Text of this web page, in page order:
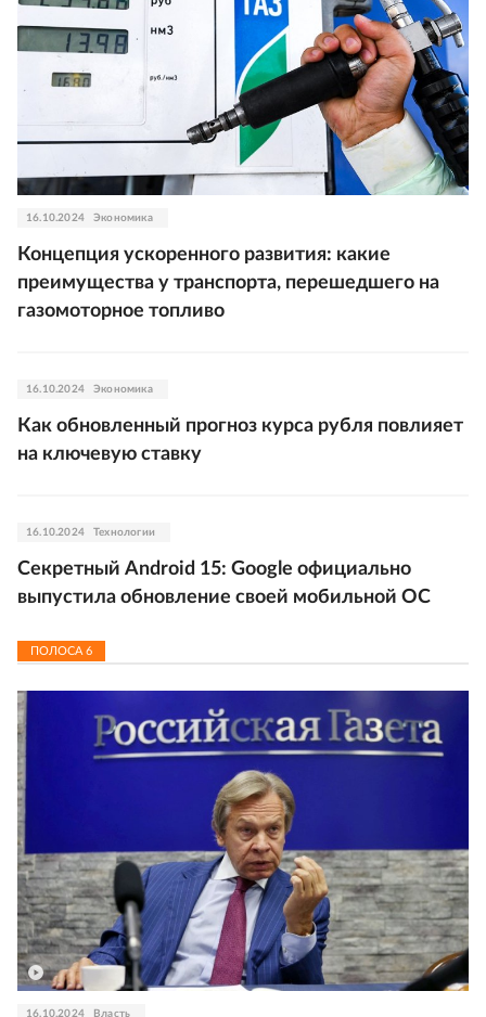
16.10.2024 Экономика
Концепция ускоренного развития: какие
преимущества у транспорта, перешедшего на
газомоторное топливо
16.10.2024 Экономика
Как обновленный прогноз курса рубля повлияет
на ключевую ставку
16.10.2024 Технологии
Секретный Android 15: Google официально
выпустила обновление своей мобильной ОС
ПОЛОСА 6
16.10.2024 Власть